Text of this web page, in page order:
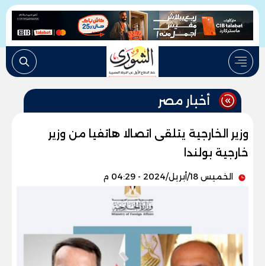
أخبار مصر
وزير الخارجية يتلقى اتصالا هاتفيا من وزير
خارجية بولندا
الخميس 18/أبريل/2024 - 04:29 م